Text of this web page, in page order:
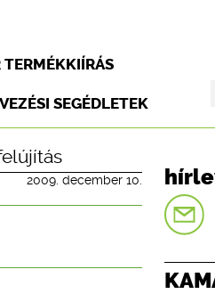
TERMÉKKIÍRÁS
SEGÉDLETEK
2009. december 10.